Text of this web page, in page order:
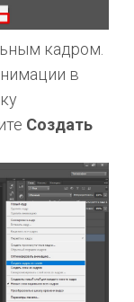
кадром.
в
Создать